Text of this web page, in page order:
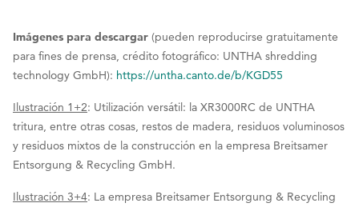
Imágenes para descargar (pueden reproducirse gratuitamente
para fines de prensa, crédito fotográfico: UNTHA shredding
technology GmbH): https://untha.canto.de/b/KGD55
Ilustración 1+2: Utilización versátil: la XR3000RC de UNTHA
tritura, entre otras cosas, restos de madera, residuos voluminosos
y residuos mixtos de la construcción en la empresa Breitsamer
Entsorgung & Recycling GmbH.
Ilustración 3+4: La empresa Breitsamer Entsorgung & Recycling